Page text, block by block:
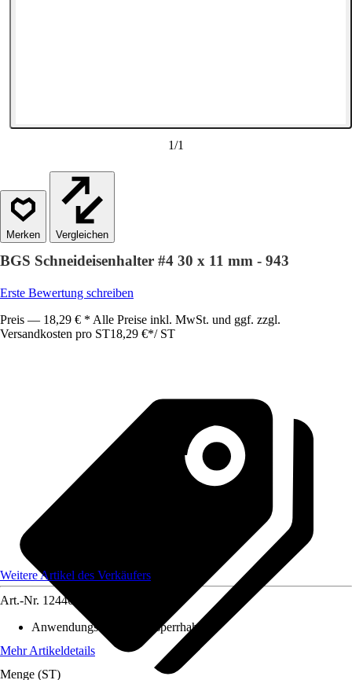
1/1
Vergleichen
BGS Schneideisenhalter #4 30 x 11 mm - 943
Erste Bewertung schreiben
Preis — 18,29 € * Alle Preise inkl. MwSt. und ggf. zzgl.
Versandkosten pro ST18,29 €*/ ST
Weitere Artikel des Verkäufers
Art.-Nr. 12446618
Anwendungsbereich
Absperrhahn
Mehr Artikeldetails
Menge (ST)